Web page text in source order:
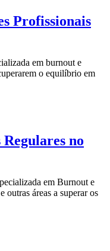
Profissionais
em burnout e
o equilíbrio em
no
em Burnout e
outras áreas a superar os